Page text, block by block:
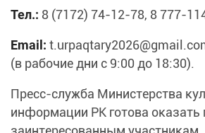
Тел.: 8 (7172) 74-12-78, 8 777-
Email:
(в рабочие дни с 9:00 до 18:30).
Пресс-служба Министерства
информации РК готова оказать